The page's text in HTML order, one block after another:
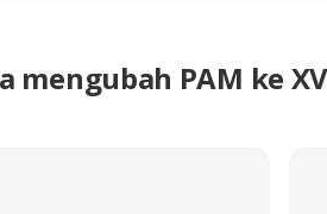
mengubah PAM ke